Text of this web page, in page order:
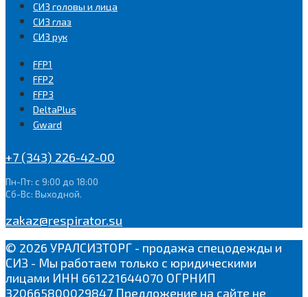
СИЗ головы и лица
СИЗ глаз
СИЗ рук
FFP1
FFP2
FFP3
DeltaPlus
Gward
+7 (343) 226-42-00
Пн-Пт: с 9:00 до 18:00
Сб-Вс: Выходной.
zakaz@respirator.su
© 2026 УРАЛСИЗТОРГ - продажа спецодежды и
СИЗ - Мы работаем только с юридическими
лицами ИНН 661221644070 ОГРНИП
320665800029847 Предложение на сайте не